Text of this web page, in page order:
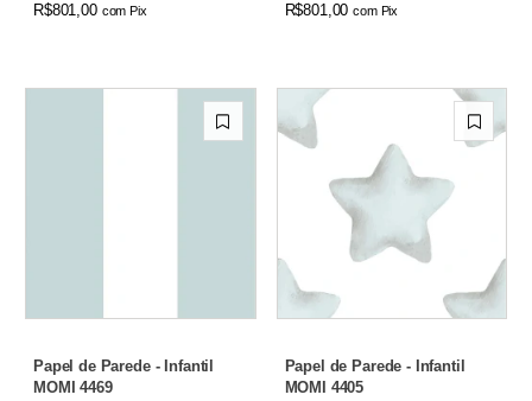
R$801,00 com Pix R$801,00com Pix
Papel de Parede - Infantil
MOMI 4469
Papel de Parede - Infantil
MOMI 4405